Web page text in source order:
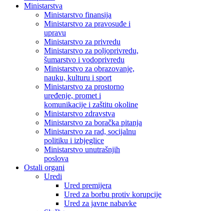
Ministarstva
Ministarstvo finansija
Ministarstvo za pravosuđe i
upravu
Ministarstvo za privredu
Ministarstvo za poljoprivredu,
šumarstvo i vodoprivredu
Ministarstvo za obrazovanje,
nauku, kulturu i sport
Ministarstvo za prostorno
uređenje, promet i
komunikacije i zaštitu okoline
Ministarstvo zdravstva
Ministarstvo za boračka pitanja
Ministarstvo za rad, socijalnu
politiku i izbjeglice
Ministarstvo unutrašnjih
poslova
Ostali organi
Uredi
Ured premijera
Ured za borbu protiv korupcije
Ured za javne nabavke